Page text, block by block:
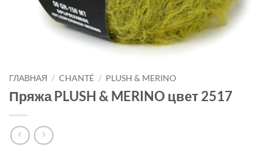
ГЛАВНАЯ / CHANTÉ / PLUSH & MERINO
Пряжа PLUSH & MERINO цвет 2517